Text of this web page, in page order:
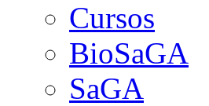
Cursos
BioSaGA
SaGA